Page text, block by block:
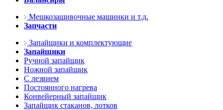
Мешкозашивочные машинки и т.д.
Запчасти
Запайщики и комплектующие
Запайщики
Ручной запайщик
Ножной запайщик
С лезвием
Постоянного нагрева
Конвейерный запайщик
Запайщик стаканов, лотков